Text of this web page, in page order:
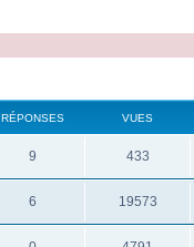
RÉPONSES VUES
9R
é
o
433V
u
s
6R
é
19573V
u